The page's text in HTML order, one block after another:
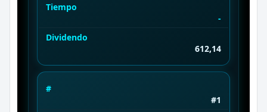
Tiempo
-
Dividendo
612,14
#
#1